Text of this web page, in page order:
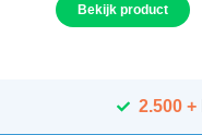
Bekijk product
2.500 +